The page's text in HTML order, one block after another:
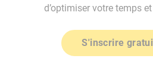
d’optimiser votre temps
S'inscrire